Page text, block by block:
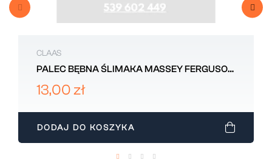
CLAAS
PALEC BĘBNA ŚLIMAKA MASSEY FERGUSON
D28250566
13,00 zł
DODAJ DO KOSZYKA